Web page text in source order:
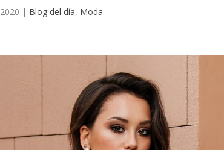
| Blog del día, Moda